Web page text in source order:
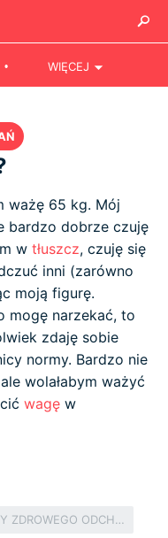
WIĘCEJ
ważę 65 kg. Mój
bardzo dobrze czuję
w tłuszcz, czuję się
inni (zarówno
moją figurę.
mogę narzekać, to
zdaję sobie
normy. Bardzo nie
wolałabym ważyć
wagę w
ZASADY ZDROWEGO ODCHUDZANIA